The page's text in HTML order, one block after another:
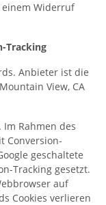
Widerruf
Tracking
Anbieter ist die
View, CA
Rahmen des
Conversion-
geschaltete
Tracking gesetzt.
auf
Cookies verlieren